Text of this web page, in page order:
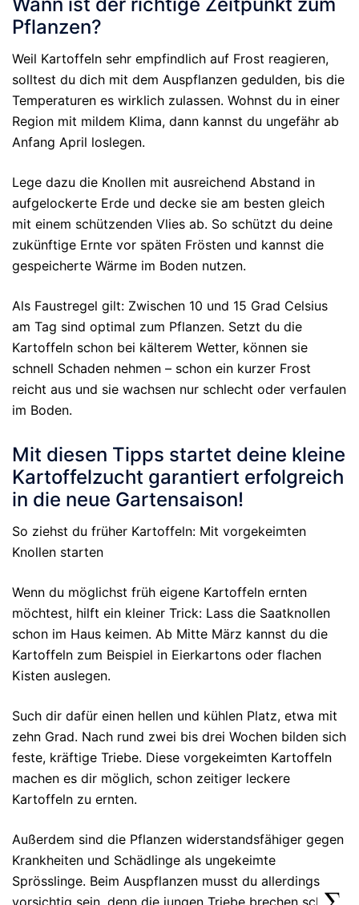
Wann ist der richtige Zeitpunkt zum
Pflanzen?
Weil Kartoffeln sehr empfindlich auf Frost reagieren,
solltest du dich mit dem Auspflanzen gedulden, bis die
Temperaturen es wirklich zulassen. Wohnst du in einer
Region mit mildem Klima, dann kannst du ungefähr ab
Anfang April loslegen.
Lege dazu die Knollen mit ausreichend Abstand in
aufgelockerte Erde und decke sie am besten gleich
mit einem schützenden Vlies ab. So schützt du deine
zukünftige Ernte vor späten Frösten und kannst die
gespeicherte Wärme im Boden nutzen.
Als Faustregel gilt: Zwischen 10 und 15 Grad Celsius
am Tag sind optimal zum Pflanzen. Setzt du die
Kartoffeln schon bei kälterem Wetter, können sie
schnell Schaden nehmen – schon ein kurzer Frost
reicht aus und sie wachsen nur schlecht oder verfaulen
im Boden.
Mit diesen Tipps startet deine kleine
Kartoffelzucht garantiert erfolgreich
in die neue Gartensaison!
So ziehst du früher Kartoffeln: Mit vorgekeimten
Knollen starten
Wenn du möglichst früh eigene Kartoffeln ernten
möchtest, hilft ein kleiner Trick: Lass die Saatknollen
schon im Haus keimen. Ab Mitte März kannst du die
Kartoffeln zum Beispiel in Eierkartons oder flachen
Kisten auslegen.
Such dir dafür einen hellen und kühlen Platz, etwa mit
zehn Grad. Nach rund zwei bis drei Wochen bilden sich
feste, kräftige Triebe. Diese vorgekeimten Kartoffeln
machen es dir möglich, schon zeitiger leckere
Kartoffeln zu ernten.
Außerdem sind die Pflanzen widerstandsfähiger gegen
Krankheiten und Schädlinge als ungekeimte
Sprösslinge. Beim Auspflanzen musst du allerdings